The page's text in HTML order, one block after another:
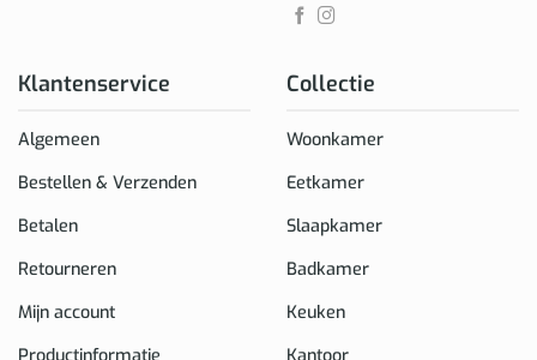
Klantenservice
Algemeen
Bestellen & Verzenden
Betalen
Retourneren
Mijn account
Collectie
Woonkamer
Eetkamer
Slaapkamer
Badkamer
Keuken